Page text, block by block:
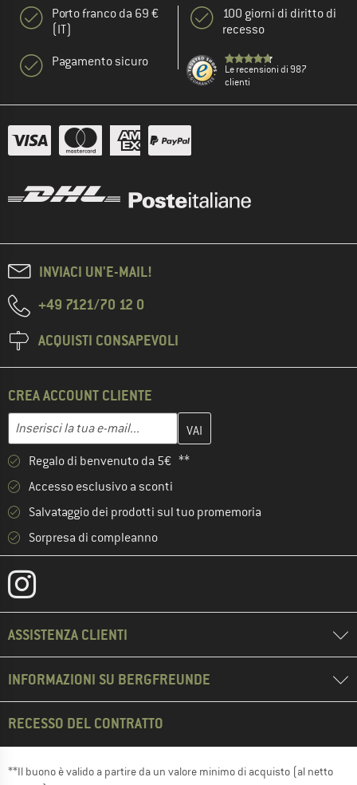
Porto franco da 69 €
(IT)
Pagamento sicuro
100 giorni di diritto di
recesso
Le recensioni di 987
clienti
INVIACI UN'E-MAIL!
+49 7121/70 12 0
ACQUISTI CONSAPEVOLI
CREA ACCOUNT CLIENTE
Indirizzo e-mail
Inserisci qui il tuo indirizzo e-mail e crea il tuo account cliente
Regalo di benvenuto da 5€ **
Accesso esclusivo a sconti
Salvataggio dei prodotti sul tuo promemoria
Sorpresa di compleanno
ASSISTENZA CLIENTI
INFORMAZIONI SU BERGFREUNDE
RECESSO DEL CONTRATTO
**Il buono è valido a partire da un valore minimo di acquisto (al netto